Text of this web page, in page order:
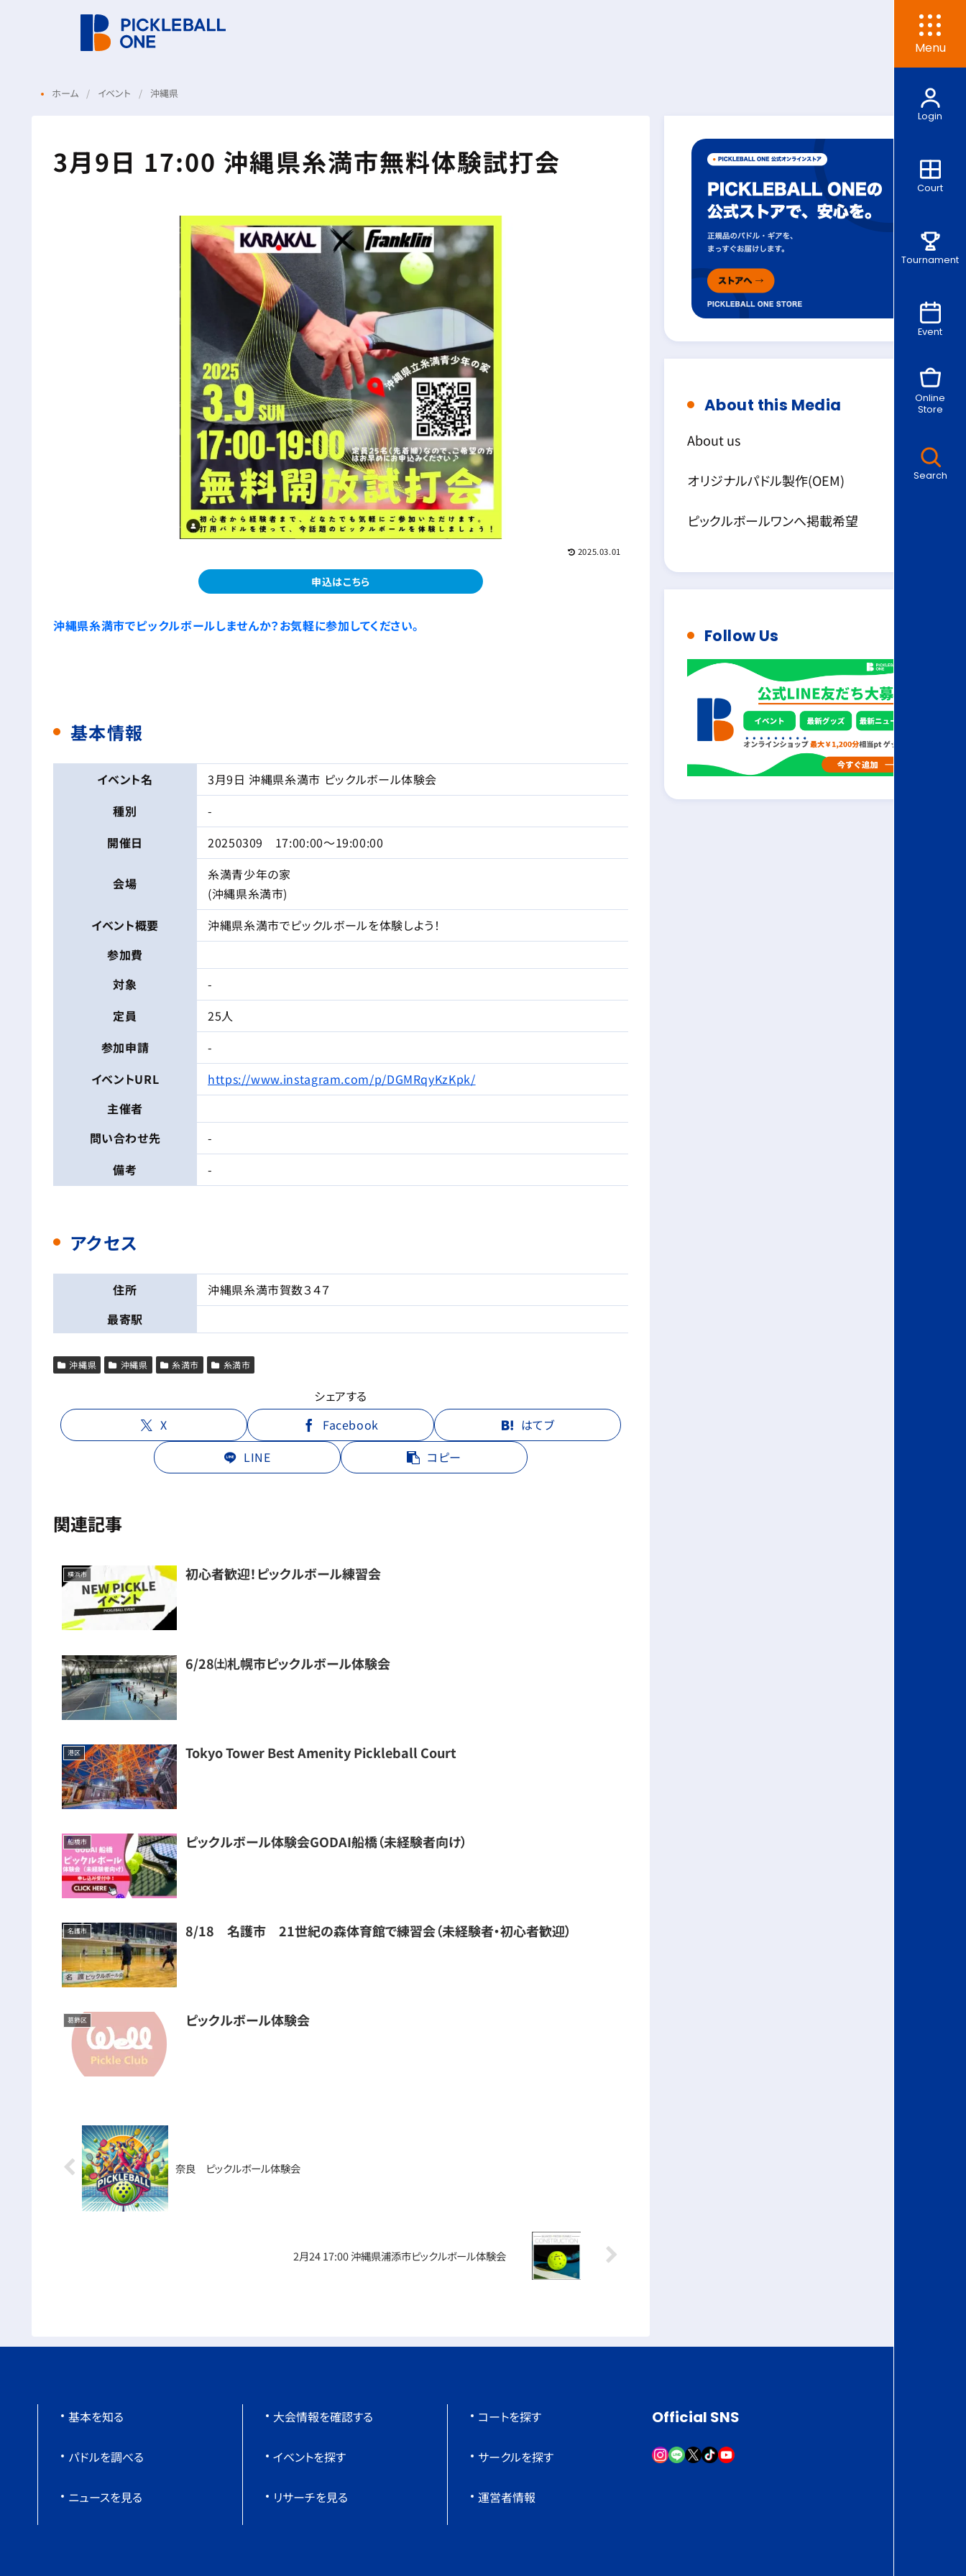
Menu
Login
Court
Tournament
Event
Online
Store
Search
ホーム イベント 沖縄県
3月9日 17:00 沖縄県糸満市無料体験試打会
2025.03.01
申込はこちら
沖縄県糸満市でピックルボールしませんか？お気軽に参加してください。
基本情報
イベント名
3月9日 沖縄県糸満市 ピックルボール体験会
種別
-
開催日
20250309 17:00:00〜19:00:00
会場
糸満青少年の家
(沖縄県糸満市)
イベント概要
沖縄県糸満市でピックルボールを体験しよう！
参加費
対象
-
定員
25人
参加申請
-
イベントURL
https://www.instagram.com/p/DGMRqyKzKpk/
主催者
問い合わせ先
-
備考
-
アクセス
住所
沖縄県糸満市賀数３４７
最寄駅
沖縄県 沖縄県 糸満市 糸満市
シェアする
X
Facebook
はてブ
LINE
コピー
関連記事
横浜市 初心者歓迎！ピックルボール練習会
6/28㈯札幌市ピックルボール体験会
港区 Tokyo Tower Best Amenity Pickleball Court
船橋市 ピックルボール体験会GODAI船橋（未経験者向け）
名護市 8/18 名護市 21世紀の森体育館で練習会（未経験者・初心者歓迎）
葛飾区 ピックルボール体験会
奈良 ピックルボール体験会
2月24 17:00 沖縄県浦添市ピックルボール体験会
About this Media
About us
オリジナルパドル製作(OEM)
ピックルボールワンへ掲載希望
Follow Us
基本を知る
パドルを調べる
ニュースを見る
大会情報を確認する
イベントを探す
リサーチを見る
コートを探す
サークルを探す
運営者情報
Official SNS